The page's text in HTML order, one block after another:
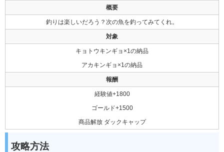
概要
釣りは楽しいだろう？次の魚を釣ってみてくれ。
対象
キョトウキンギョ×1の納品
アカキンギョ×1の納品
報酬
経験値+1800
ゴールド+1500
商品解放 ダックキャップ
攻略方法